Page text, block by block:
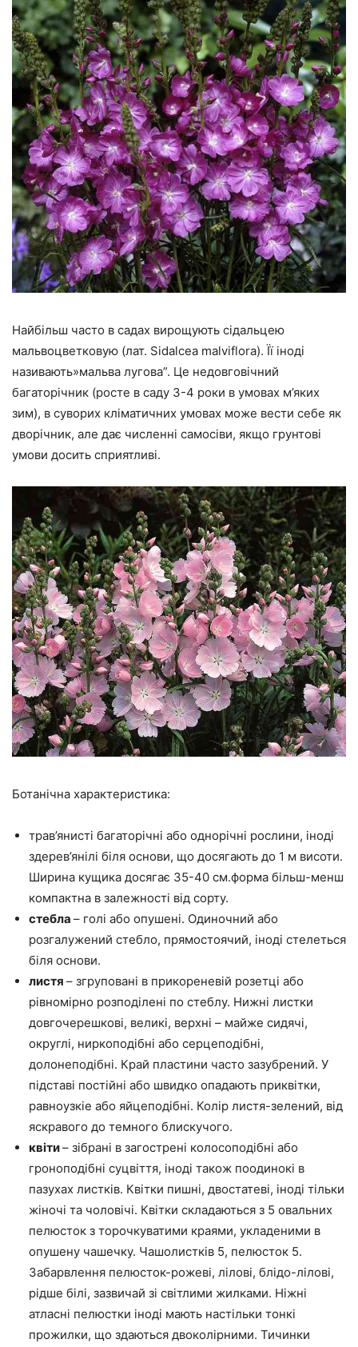
Найбільш часто в садах вирощують сідальцею
мальвоцветковую (лат. Sidalcea malviflora). Її іноді
називають»мальва лугова”. Це недовговічний
багаторічник (росте в саду 3-4 роки в умовах м’яких
зим), в суворих кліматичних умовах може вести себе як
дворічник, але дає численні самосіви, якщо грунтові
умови досить сприятливі.
Ботанічна характеристика:
трав’янисті багаторічні або однорічні рослини, іноді
здерев’янілі біля основи, що досягають до 1 м висоти.
Ширина кущика досягає 35-40 см.форма більш-менш
компактна в залежності від сорту.
стебла – голі або опушені. Одиночний або
розгалужений стебло, прямостоячий, іноді стелеться
біля основи.
листя – згруповані в прикореневій розетці або
рівномірно розподілені по стеблу. Нижні листки
довгочерешкові, великі, верхні – майже сидячі,
округлі, ниркоподібні або серцеподібні,
долонеподібні. Край пластини часто зазубрений. У
підставі постійні або швидко опадають приквітки,
равноузкіе або яйцеподібні. Колір листя-зелений, від
яскравого до темного блискучого.
квіти– зібрані в загострені колосоподібні або
гроноподібні суцвіття, іноді також поодинокі в
пазухах листків. Квітки пишні, двостатеві, іноді тільки
жіночі та чоловічі. Квітки складаються з 5 овальних
пелюсток з торочкуватими краями, укладеними в
опушену чашечку. Чашолистків 5, пелюсток 5.
Забарвлення пелюсток-рожеві, лілові, блідо-лілові,
рідше білі, зазвичай зі світлими жилками. Ніжні
атласні пелюстки іноді мають настільки тонкі
прожилки, що здаються двоколірними. Тичинки